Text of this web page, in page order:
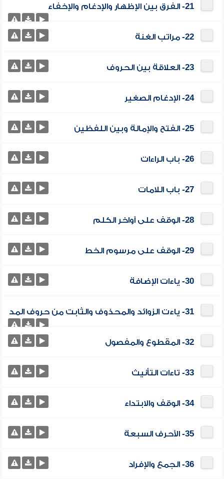
21- الفرق بين الإظهار والإدغام والإخفاء
22- مراتب الغنة
23- العلاقة بين الحروف
24- الإدغام الصغير
25- الفتح والإمالة وبين اللفظين
26- باب الراءات
27- باب اللامات
28- الوقف على آواخر الكلم
29- الوقف على مرسوم الخط
30- ياءات الإضافة
31- ياءت الزوائد والمحذوف والثابت من حروف المد
32- المقطوع والمفصول
33- تاءات التأنيث
34- الوقف والابتداء
35- الأحرف السبعة
36- الجمع والإفراد